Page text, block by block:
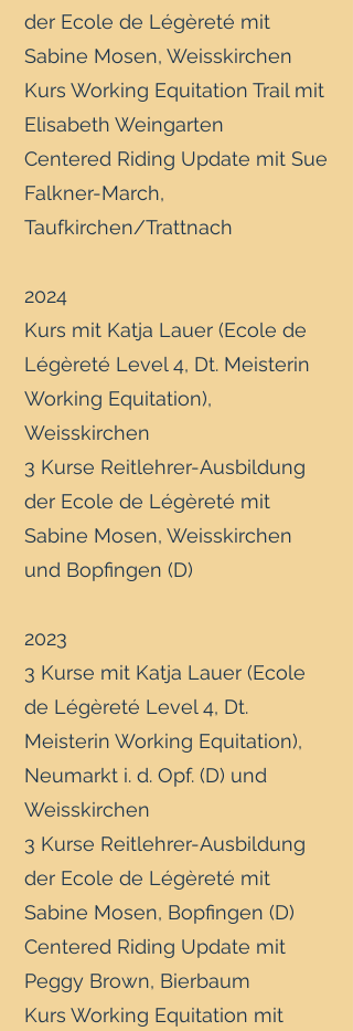
der Ecole de Légèreté mit
Sabine Mosen, Weisskirchen
Kurs Working Equitation Trail mit
Elisabeth Weingarten
Centered Riding Update mit Sue
Falkner-March,
Taufkirchen/Trattnach
2024
Kurs mit Katja Lauer (Ecole de
Légèreté Level 4, Dt. Meisterin
Working Equitation),
Weisskirchen
3 Kurse Reitlehrer-Ausbildung
der Ecole de Légèreté mit
Sabine Mosen, Weisskirchen
und Bopfingen (D)
2023
3 Kurse mit Katja Lauer (Ecole
de Légèreté Level 4, Dt.
Meisterin Working Equitation),
Neumarkt i. d. Opf. (D) und
Weisskirchen
3 Kurse Reitlehrer-Ausbildung
der Ecole de Légèreté mit
Sabine Mosen, Bopfingen (D)
Centered Riding Update mit
Peggy Brown, Bierbaum
Kurs Working Equitation mit